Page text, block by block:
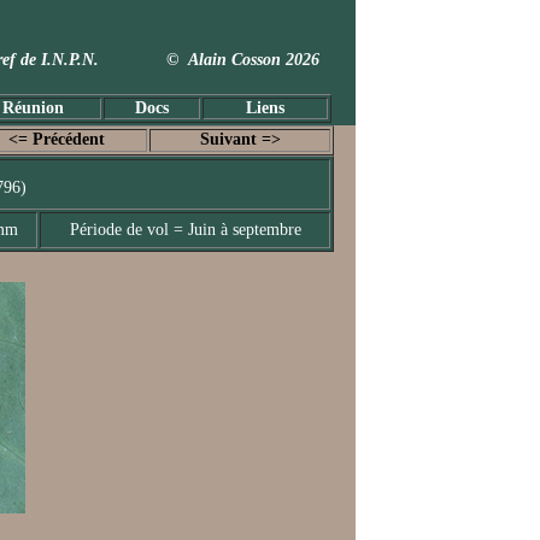
de I.N.P.N. © Alain Cosson 2026
Docs Liens
<= Précédent Suivant =>
Période de vol = Juin à septembre